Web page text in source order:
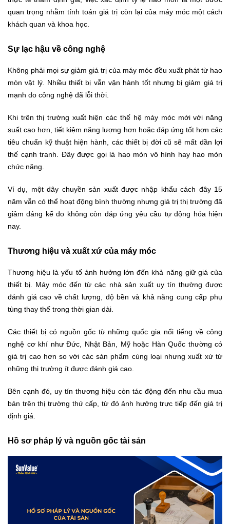
quan trọng nhằm tính toán giá trị còn lại của máy móc một cách
khách quan và khoa học.
Sự lạc hậu về công nghệ
Không phải mọi sự giảm giá trị của máy móc đều xuất phát từ hao
mòn vật lý. Nhiều thiết bị vẫn vận hành tốt nhưng bị giảm giá trị
mạnh do công nghệ đã lỗi thời.
Khi trên thị trường xuất hiện các thế hệ máy móc mới với năng
suất cao hơn, tiết kiệm năng lượng hơn hoặc đáp ứng tốt hơn các
tiêu chuẩn kỹ thuật hiện hành, các thiết bị đời cũ sẽ mất dần lợi
thế cạnh tranh. Đây được gọi là hao mòn vô hình hay hao mòn
chức năng.
Ví dụ, một dây chuyền sản xuất được nhập khẩu cách đây 15
năm vẫn có thể hoạt động bình thường nhưng giá trị thị trường đã
giảm đáng kể do không còn đáp ứng yêu cầu tự động hóa hiện
nay.
Thương hiệu và xuất xứ của máy móc
Thương hiệu là yếu tố ảnh hưởng lớn đến khả năng giữ giá của
thiết bị. Máy móc đến từ các nhà sản xuất uy tín thường được
đánh giá cao về chất lượng, độ bền và khả năng cung cấp phụ
tùng thay thế trong thời gian dài.
Các thiết bị có nguồn gốc từ những quốc gia nổi tiếng về công
nghệ cơ khí như Đức, Nhật Bản, Mỹ hoặc Hàn Quốc thường có
giá trị cao hơn so với các sản phẩm cùng loại nhưng xuất xứ từ
những thị trường ít được đánh giá cao.
Bên cạnh đó, uy tín thương hiệu còn tác động đến nhu cầu mua
bán trên thị trường thứ cấp, từ đó ảnh hưởng trực tiếp đến giá trị
định giá.
Hồ sơ pháp lý và nguồn gốc tài sản